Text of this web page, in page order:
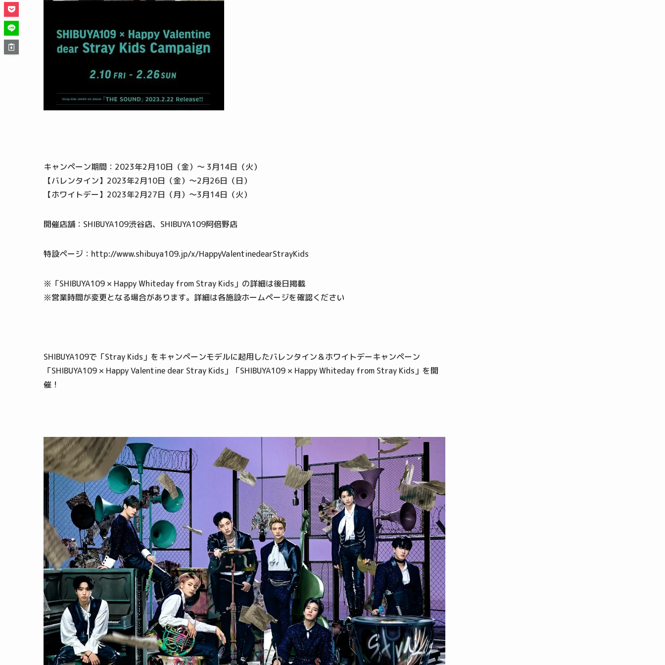
キャンペーン期間：2023年2月10日（金）～ 3月14日（火）
【バレンタイン】2023年2月10日（金）～2月26日（日）
【ホワイトデー】2023年2月27日（月）～3月14日（火）
開催店舗：SHIBUYA109渋谷店、SHIBUYA109阿倍野店
特設ページ：http://www.shibuya109.jp/x/HappyValentinedearStrayKids
※「SHIBUYA109 × Happy Whiteday from Stray Kids」の詳細は後日掲載
※営業時間が変更となる場合があります。詳細は各施設ホームページを確認ください
SHIBUYA109で「Stray Kids」をキャンペーンモデルに起用したバレンタイン＆ホワイトデーキャンペーン
「SHIBUYA109 × Happy Valentine dear Stray Kids」「SHIBUYA109 × Happy Whiteday from Stray Kids」を開
催！